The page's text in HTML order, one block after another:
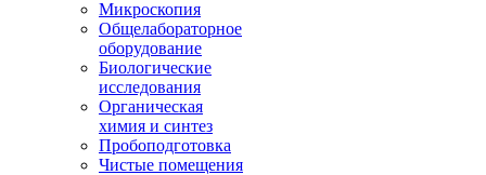
Микроскопия
Общелабораторное
оборудование
Биологические
исследования
Органическая
химия и синтез
Пробоподготовка
Чистые помещения